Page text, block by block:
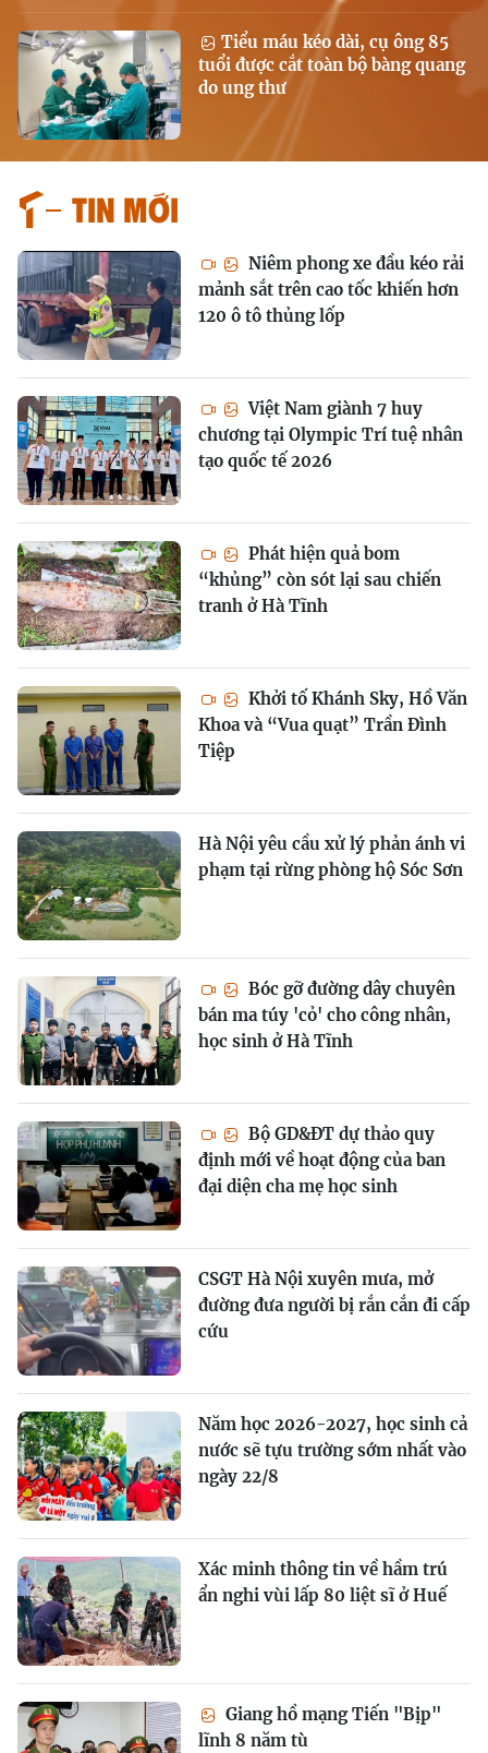
Tiểu máu kéo dài, cụ ông 85
tuổi được cắt toàn bộ bàng quang
do ung thư
Tin mới
Niêm phong xe đầu kéo rải
mảnh sắt trên cao tốc khiến hơn
120 ô tô thủng lốp
Việt Nam giành 7 huy
chương tại Olympic Trí tuệ nhân
tạo quốc tế 2026
Phát hiện quả bom
“khủng” còn sót lại sau chiến
tranh ở Hà Tĩnh
Khởi tố Khánh Sky, Hồ Văn
Khoa và “Vua quạt” Trần Đình
Tiệp
Hà Nội yêu cầu xử lý phản ánh vi
phạm tại rừng phòng hộ Sóc Sơn
Bóc gỡ đường dây chuyên
bán ma túy 'cỏ' cho công nhân,
học sinh ở Hà Tĩnh
Bộ GD&ĐT dự thảo quy
định mới về hoạt động của ban
đại diện cha mẹ học sinh
CSGT Hà Nội xuyên mưa, mở
đường đưa người bị rắn cắn đi cấp
cứu
Năm học 2026-2027, học sinh cả
nước sẽ tựu trường sớm nhất vào
ngày 22/8
Xác minh thông tin về hầm trú
ẩn nghi vùi lấp 80 liệt sĩ ở Huế
Giang hồ mạng Tiến "Bịp"
lĩnh 8 năm tù